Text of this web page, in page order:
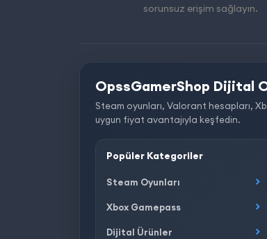
sorunsuz erişim sağlayın.
OpssGamerShop Dijital
Steam oyunları, Valorant hesapları,
uygun fiyat avantajıyla keşfedin.
Popüler Kategoriler
Steam Oyunları
Xbox Gamepass
Dijital Ürünler